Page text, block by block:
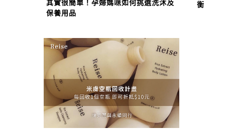
其實很簡單！孕婦媽咪如何挑選洗沐及
保養用品
衡